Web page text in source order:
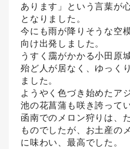
あります」という言葉が
となりました。
今にも雨が降りそうな空
向け出発しました。
うすく靄がかかる小田原
殆ど人が居なく、ゆっく
ました。
ようやく色づき始めたア
池の花菖蒲も咲き誇って
函南でのメロン狩りは、
ものでしたが、お土産の
に味わい、最高でした。